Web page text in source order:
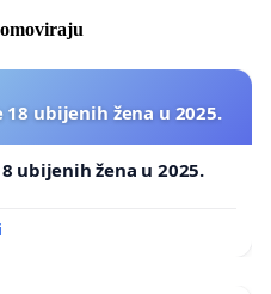
ubijenih žena u 2025.
ubijenih žena u 2025.